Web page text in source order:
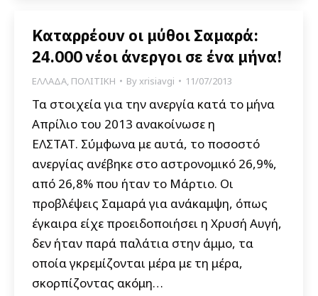
Καταρρέουν οι μύθοι Σαμαρά:
24.000 νέοι άνεργοι σε ένα μήνα!
ΕΛΛΑΔΑ, ΠΟΛΙΤΙΚΗ Byxrisiavgi 11/07/2013
Τα στοιχεία για την ανεργία κατά το μήνα
Απρίλιο του 2013 ανακοίνωσε η
ΕΛΣΤΑΤ. Σύμφωνα με αυτά, το ποσοστό
ανεργίας ανέβηκε στο αστρονομικό 26,9%,
από 26,8% που ήταν το Μάρτιο. Οι
προβλέψεις Σαμαρά για ανάκαμψη, όπως
έγκαιρα είχε προειδοποιήσει η Χρυσή Αυγή,
δεν ήταν παρά παλάτια στην άμμο, τα
οποία γκρεμίζονται μέρα με τη μέρα,
σκορπίζοντας ακόμη…